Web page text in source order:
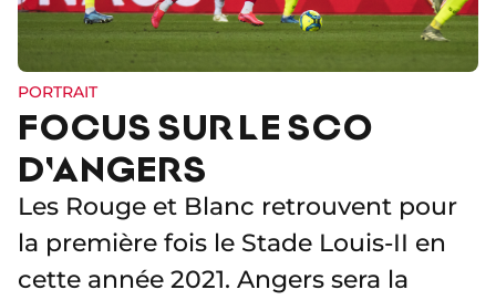
PORTRAIT
FOCUS SUR LE SCO
D'ANGERS
Les Rouge et Blanc retrouvent pour
la première fois le Stade Louis-II en
cette année 2021. Angers sera la